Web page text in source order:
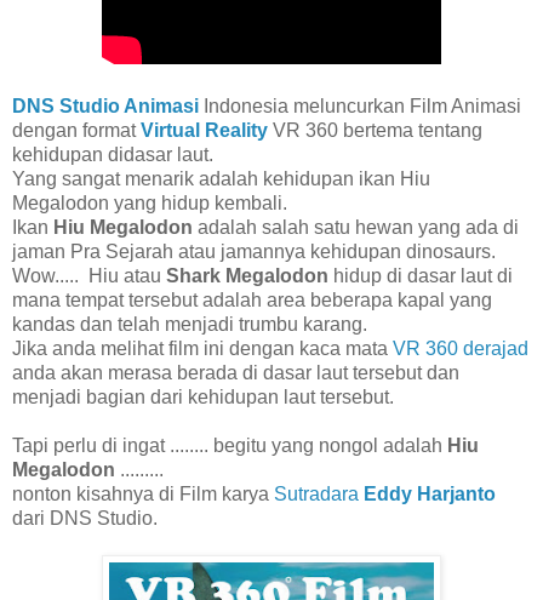
DNS Studio Animasi Indonesia meluncurkan Film Animasi
dengan formatVirtual Reality VR 360 bertema tentang
kehidupan didasar laut.
Yang sangat menarik adalah kehidupan ikan Hiu
Megalodon yang hidup kembali.
Ikan Hiu Megalodon adalah salah satu hewan yang ada di
jaman Pra Sejarah atau jamannya kehidupan dinosaurs.
Wow..... Hiu atau Shark Megalodon hidup di dasar laut di
mana tempat tersebut adalah area beberapa kapal yang
kandas dan telah menjadi trumbu karang.
Jika anda melihat film ini dengan kaca mata VR 360 derajad
anda akan merasa berada di dasar laut tersebut dan
menjadi bagian dari kehidupan laut tersebut.
Tapi perlu di ingat ........ begitu yang nongol adalah Hiu
Megalodon .........
nonton kisahnya di Film karya Sutradara Eddy Harjanto
dari DNS Studio.